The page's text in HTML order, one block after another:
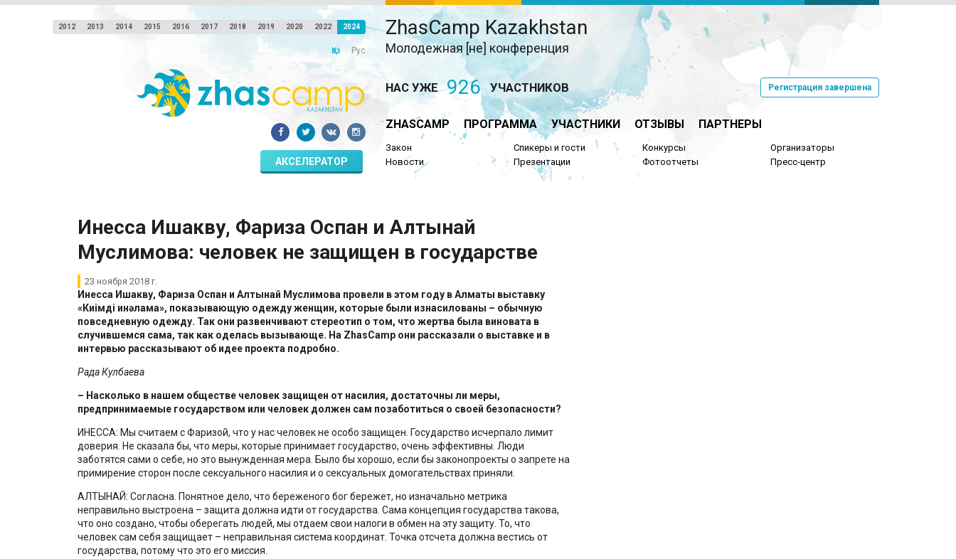
2012 2013 2014 2015 2016 2017 2018 2019 2020 2022 2024
Қаз Рус
ZhasCamp Kazakhstan
Молодежная [не] конференция
АКСЕЛЕРАТОР
НАС УЖЕ 926 УЧАСТНИКОВ Регистрация завершена
ZHASCAMP ПРОГРАММА УЧАСТНИКИ ОТЗЫВЫ ПАРТНЕРЫ
Закон
Новости
Спикеры и гости
Презентации
Конкурсы
Фотоотчеты
Организаторы
Пресс-центр
​Инесса Ишакву, Фариза Оспан и Алтынай
Муслимова: человек не защищен в государстве
23 ноября 2018 г.
Инесса Ишакву, Фариза Оспан и Алтынай Муслимова провели в этом году в Алматы выставку
«Киімді қинәлама», показывающую одежду женщин, которые были изнасилованы – обычную
повседневную одежду. Так они развенчивают стереотип о том, что жертва была виновата в
случившемся сама, так как оделась вызывающе. На ZhasCamp они рассказали о выставке и в
интервью рассказывают об идее проекта подробно.
Рада Кулбаева
– Насколько в нашем обществе человек защищен от насилия, достаточны ли меры,
предпринимаемые государством или человек должен сам позаботиться о своей безопасности?
ИНЕССА: Мы считаем с Фаризой, что у нас человек не особо защищен. Государство исчерпало лимит
доверия. Не сказала бы, что меры, которые принимает государство, очень эффективны. Люди
заботятся сами о себе, но это вынужденная мера. Было бы хорошо, если бы законопроекты о запрете на
примирение сторон после сексуального насилия и о сексуальных домогательствах приняли.
АЛТЫНАЙ: Согласна. Понятное дело, что береженого бог бережет, но изначально метрика
неправильно выстроена – защита должна идти от государства. Сама концепция государства такова,
что оно создано, чтобы оберегать людей, мы отдаем свои налоги в обмен на эту защиту. То, что
человек сам себя защищает – неправильная система координат. Точка отсчета должна вестись от
государства, потому что это его миссия.